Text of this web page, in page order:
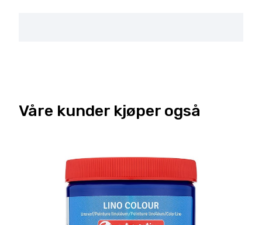
Våre kunder kjøper også